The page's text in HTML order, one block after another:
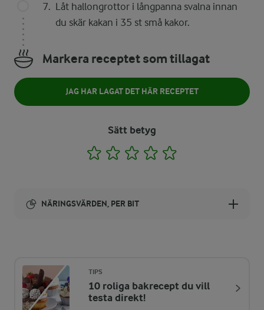
Låt hallongrottor i långpanna svalna innan
du skär kakan i 35 st små kakor.
Markera receptet som tillagat
JAG HAR LAGAT DET HÄR RECEPTET
Sätt betyg
1 2 3 4
NÄRINGSVÄRDEN, PER BIT
ENERGIDISTRIBUTION %
NÄRINGSVÄRDEN PER BIT
TIPS
10 roliga bakrecept du vill
testa direkt!